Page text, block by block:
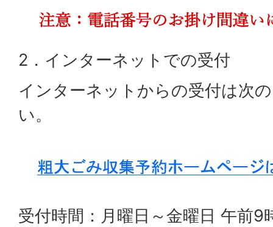
2．インターネットでの受付
インターネットからの受付は次
い。
受付時間：月曜日～金曜日 午前9